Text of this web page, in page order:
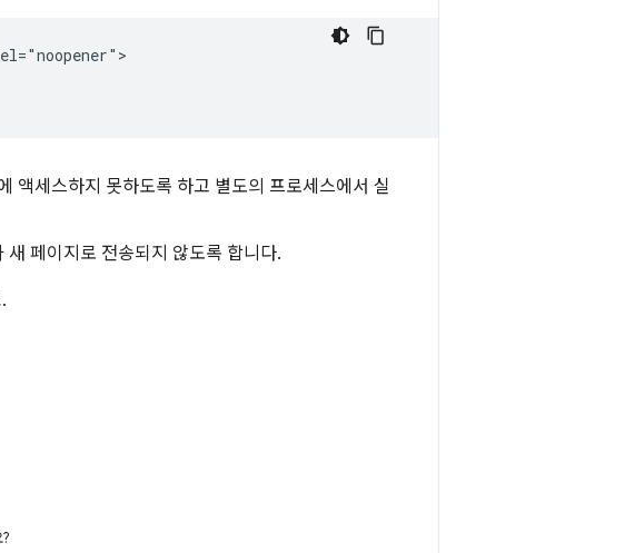
액세스하지 못하도록 하고 별도의 프로세스에서 실
새 페이지로 전송되지 않도록 합니다.